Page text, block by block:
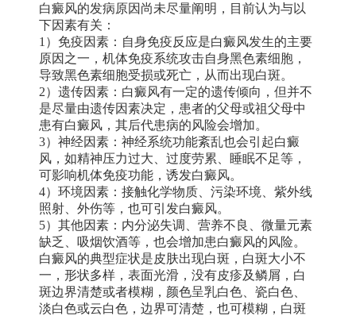
白癜风的发病原因尚未尽量阐明，目前认为与以
下因素有关：
1）免疫因素：自身免疫反应是白癜风发生的主要
原因之一，机体免疫系统攻击自身黑色素细胞，
导致黑色素细胞受损或死亡，从而出现白斑。
2）遗传因素：白癜风有一定的遗传倾向，但并不
是尽量由遗传因素决定，患者的父母或祖父母中
患有白癜风，其后代患病的风险会增加。
3）神经因素：神经系统功能紊乱也会引起白癜
风，如精神压力过大、过度劳累、睡眠不足等，
可影响机体免疫功能，诱发白癜风。
4）环境因素：接触化学物质、污染环境、紫外线
照射、外伤等，也可引发白癜风。
5）其他因素：内分泌失调、营养不良、微量元素
缺乏、吸烟饮酒等，也会增加患白癜风的风险。
白癜风的典型症状是皮肤出现白斑，白斑大小不
一，形状多样，表面光滑，没有皮疹及鳞屑，白
斑边界清楚或者模糊，颜色呈乳白色、瓷白色、
淡白色或云白色，边界可清楚，也可模糊，白斑